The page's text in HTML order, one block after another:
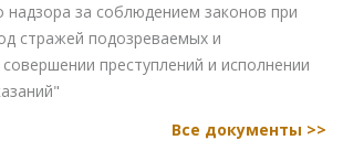
надзора за соблюдением законов при
стражей подозреваемых и
преступлений и исполнении
Все документы >>